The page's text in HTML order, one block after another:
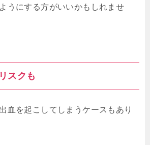
うにする方がいいかもしれませ
スクも
血を起こしてしまうケースもあり